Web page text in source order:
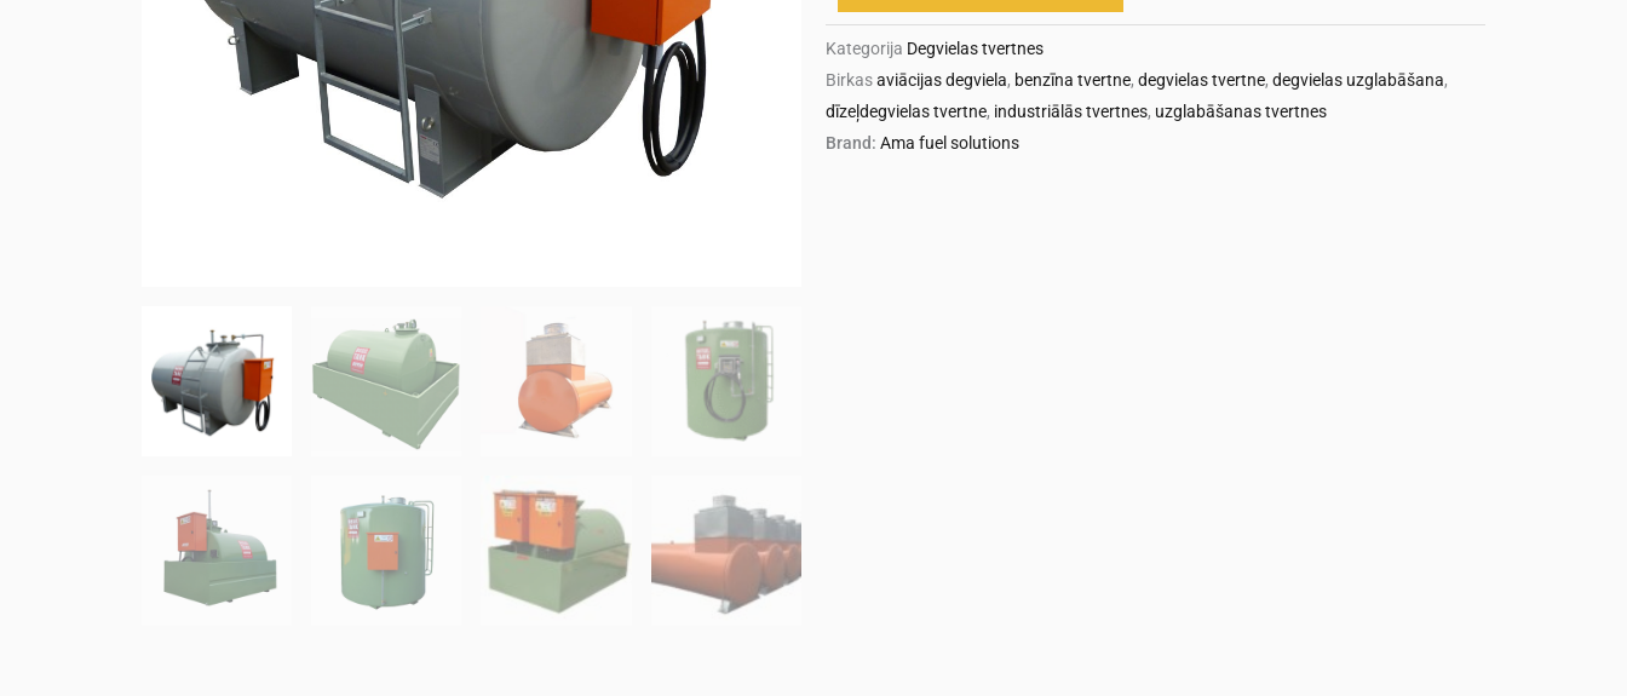
Kategorija Degvielas tvertnes
Birkasaviācijas degviela, benzīna tvertne, degvielas tvertne, degvielas uzglabāšana,
dīzeļdegvielas tvertne, industriālās tvertnes, uzglabāšanas tvertnes
Brand: Ama fuel solutions